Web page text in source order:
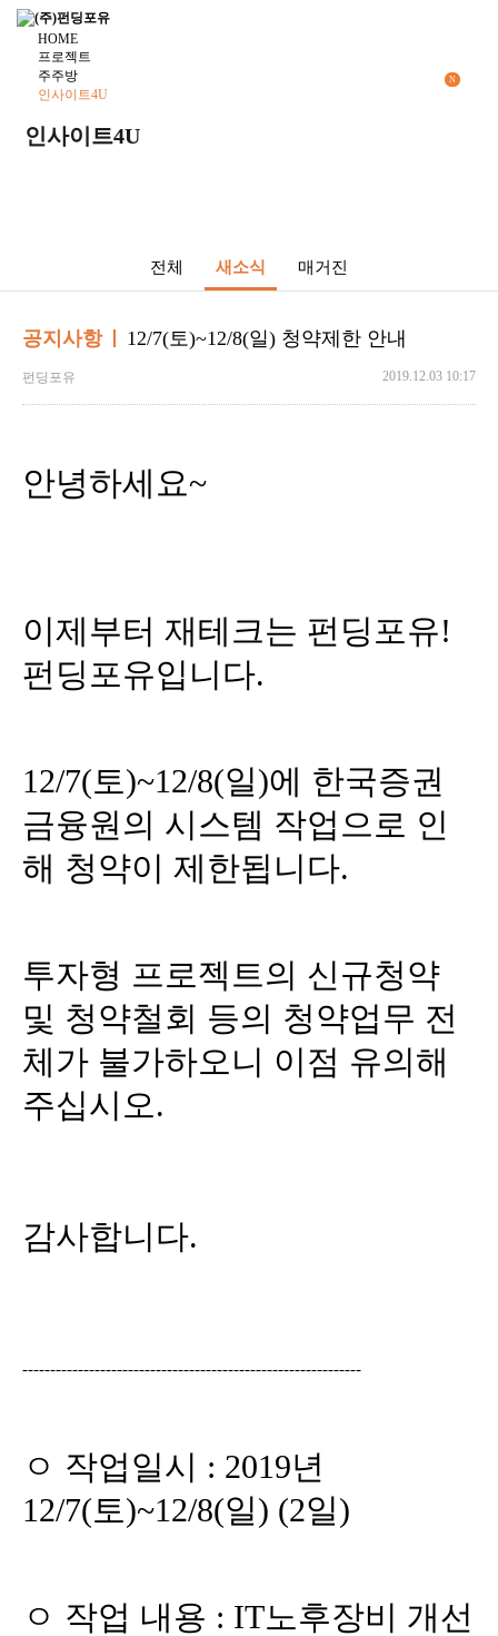
HOME
프로젝트
주주방
N
인사이트4U
주식거래
투자하기
인사이트4U
전체 새소식 매거진
공지사항 12/7(토)~12/8(일) 청약제한 안내
펀딩포유 2019.12.03 10:17
안녕하세요~
이제부터 재테크는 펀딩포유!
펀딩포유입니다.
12/7(토)~12/8(일)에 한국증권
금융원의 시스템 작업으로 인
해 청약이 제한됩니다.
투자형 프로젝트의 신규청약
및 청약철회 등의 청약업무 전
체가 불가하오니 이점 유의해
주십시오.
감사합니다.
-------------------------------------------------------------
ㅇ 작업일시 : 2019년
12/7(토)~12/8(일) (2일)
ㅇ 작업 내용 : IT노후장비 개선